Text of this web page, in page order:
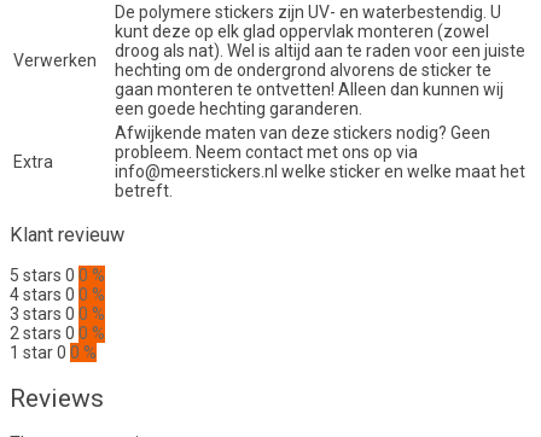
Verwerken
De polymere stickers zijn UV- en waterbestendig. U
kunt deze op elk glad oppervlak monteren (zowel
droog als nat). Wel is altijd aan te raden voor een juiste
hechting om de ondergrond alvorens de sticker te
gaan monteren te ontvetten! Alleen dan kunnen wij
een goede hechting garanderen.
Extra
Afwijkende maten van deze stickers nodig? Geen
probleem. Neem contact met ons op via
info@meerstickers.nl welke sticker en welke maat het
betreft.
Klant revieuw
5 stars 0 0 %
4 stars 0 0 %
3 stars 0 0 %
2 stars 0 0 %
1 star0 0 %
Reviews